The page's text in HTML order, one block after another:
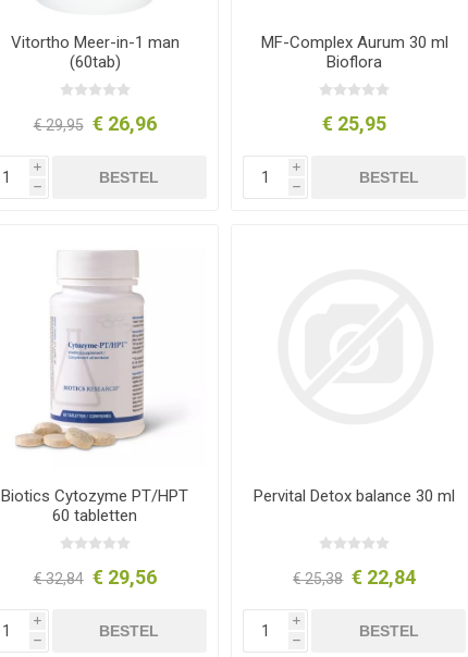
Vitortho Meer-in-1 man
(60tab)
€ 29,95 € 26,96
i
h
BESTEL
MF-Complex Aurum 30 ml
Bioflora
€ 25,95
i
h
BESTEL
Biotics Cytozyme PT/HPT
60 tabletten
€ 32,84 € 29,56
i
h
BESTEL
Pervital Detox balance 30 ml
€ 25,38 € 22,84
i
h
BESTEL